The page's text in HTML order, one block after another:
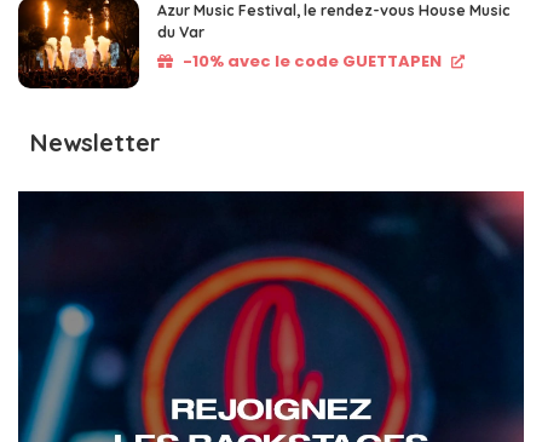
Azur Music Festival, le rendez-vous House Music
du Var
-10% avec le code GUETTAPEN
Newsletter